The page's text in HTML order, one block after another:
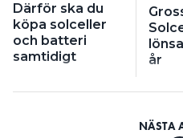
Därför ska du
köpa solceller
och batteri
samtidigt
år